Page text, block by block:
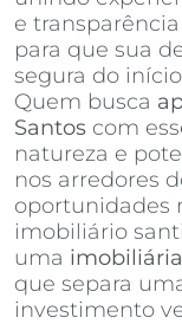
e
para que sua
segura do
Quem busca
Santos com
natureza e
nos arredores
oportunidades
imobiliário
uma imobiliária
que separa
investimento